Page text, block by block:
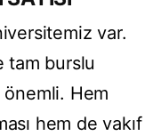
var.
tam burslu
Hem
hem de vakıf